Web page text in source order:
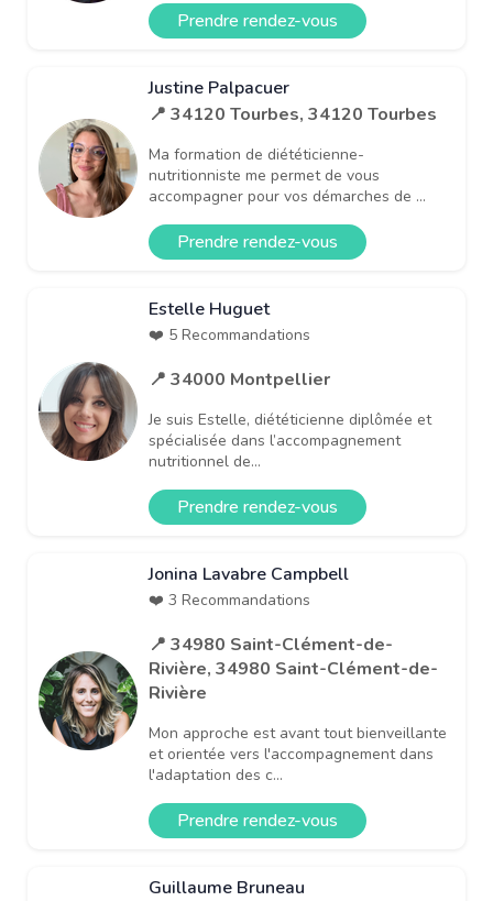
Prendre rendez-vous
Justine Palpacuer
📍 34120 Tourbes, 34120 Tourbes
Ma formation de diététicienne-
nutritionniste me permet de vous
accompagner pour vos démarches de ...
Prendre rendez-vous
Estelle Huguet
❤️ 5 Recommandations
📍 34000 Montpellier
Je suis Estelle, diététicienne diplômée et
spécialisée dans l’accompagnement
nutritionnel de...
Prendre rendez-vous
Jonina Lavabre Campbell
❤️ 3 Recommandations
📍 34980 Saint-Clément-de-
Rivière, 34980 Saint-Clément-de-
Rivière
Mon approche est avant tout bienveillante
et orientée vers l'accompagnement dans
l'adaptation des c...
Prendre rendez-vous
Guillaume Bruneau